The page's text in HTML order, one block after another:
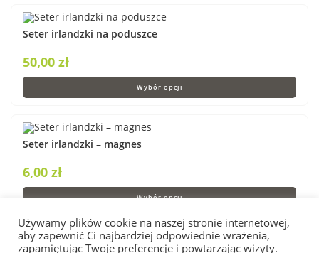
Seter irlandzki na poduszce
50,00zł
Wybór opcji
Seter irlandzki – magnes
6,00zł
Wybór opcji
Używamy plików cookie na naszej stronie internetowej,
aby zapewnić Ci najbardziej odpowiednie wrażenia,
zapamiętując Twoje preferencje i powtarzając wizyty.